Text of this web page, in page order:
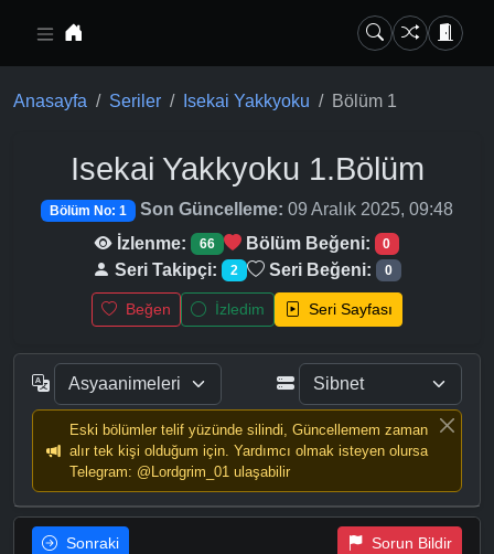
Anasayfa Seriler Isekai Yakkyoku Bölüm 1
Isekai Yakkyoku 1.Bölüm
Bölüm No: 1 Son Güncelleme: 09 Aralık 2025, 09:48
İzlenme:
66 Bölüm Beğeni: 0
Seri Takipçi: 2 Seri Beğeni: 0
Beğen İzledim Seri Sayfası
Eski bölümler telif yüzünde silindi, Güncellemem zaman
alır tek kişi olduğum için. Yardımcı olmak isteyen olursa
Telegram: @Lordgrim_01 ulaşabilir
Sonraki Sorun Bildir